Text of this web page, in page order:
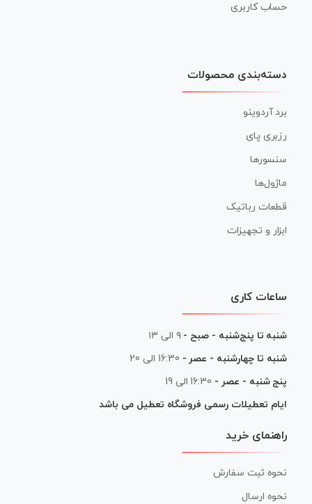
حساب کاربری
دسته‌بندی محصولات
برد آردوینو
رزبری پای
سنسورها
ماژول‌ها
قطعات رباتیک
ابزار و تجهیزات
ساعات کاری
شنبه تا پنج‌شنبه - صبح - ۹ الی ۱۳
شنبه تا چهارشنبه - عصر - 16:30 الی 20
پنج شنبه - عصر - 16:30 الی 19
ایام تعطیلات رسمی فروشگاه تعطیل می باشد
راهنمای خرید
نحوه ثبت سفارش
نحوه ارسال